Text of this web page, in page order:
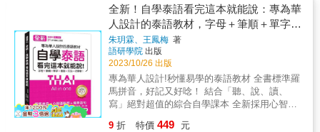
&middot;泰對照迷你辭典。 是短時間＆高效率
的最佳工具書， 迅速強化泰語的基礎。 本書從
字母發音開始介紹， 有系統地將單字分門別
類， 收錄實用性強、出現頻率最高的2000精華
單字。 ◆泰文部分特加上中文拼音 懂中文就能
開口說泰語， 易學易懂，可以馬上套用， 看中
文或拼音，就能立刻說泰語， 完全沒有學習的
負擔，開口流利又道地，輕鬆學好泰語。 幫助
彙，可以快速學習日常生活會話， 很快地，您
的重點在於「心情愉悅」。 學習語言輕鬆達到
溝通、聊天以及分享的目的&hellip; 沒有
&hellip;深奧的泰語文法，只有&hellip;簡單詞
彙、輕鬆上口的泰語會話 當然一起帶著《走
吧！一起用泰語趣旅行！》， 只要看得懂英語
拼音，就能在泰國盡情享受、吃喝玩樂一把
抓！ & 《走吧！一起用泰語趣旅行！》擁有但
不只有&hellip;&hellip; 輕薄尺寸、必備旅遊會
話單字、工具書、隨身音檔下載， 讓你輕鬆遊
玩，學習豐富，享受完美的泰國之旅！ & 【輕
全新！自學泰語看完這本就能說：專為華
人設計的泰語教材，字母＋筆順＋單字＋
文法＋會話一次學會！（附QR碼線上音
檔）
朱玥霖、王鳳梅 著
語研學院 出版
2023/10/26 出版
專為華人設計!秒懂易學的泰語教材 全書標準羅
馬拼音，好記又好唸！ 結合「聽、說、讀、
寫」絕對超值的綜合自學課本 全新採用心智圖
字母、發音、單字、句型、文法、會話一本全
9 折 特價 449 元